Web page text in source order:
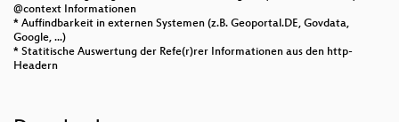
@context Informationen
* Auffindbarkeit in externen Systemen (z.B. Geoportal.DE, Govdata,
Google, ...)
* Statitische Auswertung der Refe(r)rer Informationen aus den http-
Headern